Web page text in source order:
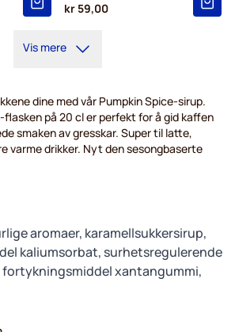
kr 59,00
Vis mere
dine med vår Pumpkin Spice-sirup.
på 20 cl er perfekt for å gid kaffen
smaken av gresskar. Super til latte,
varme drikker. Nyt den sesongbaserte
aromaer, karamellsukkersirup,
kaliumsorbat, surhetsregulerende
xantangummi,